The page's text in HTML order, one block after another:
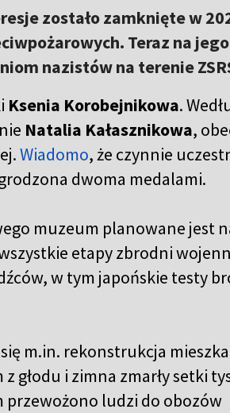
zostało zamknięte w
Teraz na
nazistów na terenie
Ksenia Korobejnikowa.
Natalia Kałasznikowa,
Wiadomo, że czynnie
dwoma medalami.
muzeum planowane jest
etapy zbrodni
w tym japońskie testy
m.in. rekonstrukcja
głodu i zimna zmarły setki
ludzi do obozów